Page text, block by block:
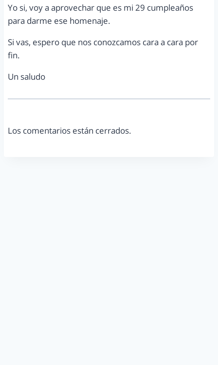
Yo si, voy a aprovechar que es mi 29 cumpleaños
para darme ese homenaje.
Si vas, espero que nos conozcamos cara a cara por
fin.
Un saludo
Los comentarios están cerrados.